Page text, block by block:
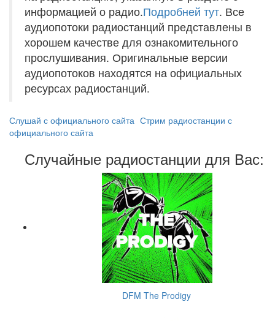
информацией о радио.Подробней тут. Все
аудиопотоки радиостанций представлены в
хорошем качестве для ознакомительного
прослушивания. Оригинальные версии
аудиопотоков находятся на официальных
ресурсах радиостанций.
Слушай с официального сайта Стрим радиостанции с
официального сайта
Случайные радиостанции для Вас:
DFM The Prodigy